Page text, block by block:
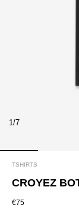
1/7
TSHIRTS
CROYEZ
€75